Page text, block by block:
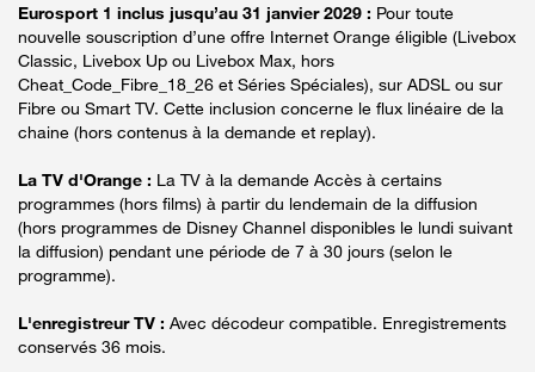
Eurosport 1 inclus jusqu’au 31 janvier 2029 : Pour toute
nouvelle souscription d’une offre Internet Orange éligible (Livebox
Classic, Livebox Up ou Livebox Max, hors
Cheat_Code_Fibre_18_26 et Séries Spéciales), sur ADSL ou sur
Fibre ou Smart TV. Cette inclusion concerne le flux linéaire de la
chaine (hors contenus à la demande et replay).
La TV d'Orange : La TV à la demande Accès à certains
programmes (hors films) à partir du lendemain de la diffusion
(hors programmes de Disney Channel disponibles le lundi suivant
la diffusion) pendant une période de 7 à 30 jours (selon le
programme).
L'enregistreur TV : Avec décodeur compatible. Enregistrements
conservés 36 mois.